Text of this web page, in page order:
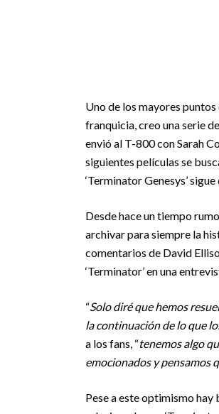
Uno de los mayores
franquicia, creo una serie
envió al T-800 con Sarah
siguientes películas se
‘Terminator Genesys’
Desde hace un tiempo
archivar para siempre la
comentarios de David
‘Terminator’ en una
“Solo diré que hemos
la continuación de lo que
a los fans, “tenemos algo
emocionados y pensamos
Pese a este optimismo